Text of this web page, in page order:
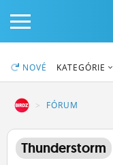
PRIHLÁS SA
NOVÉ KATEGÓRIE
FÓRUM
Thunderstorm